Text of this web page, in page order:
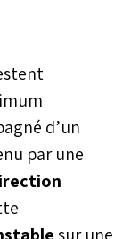
d’un
par une